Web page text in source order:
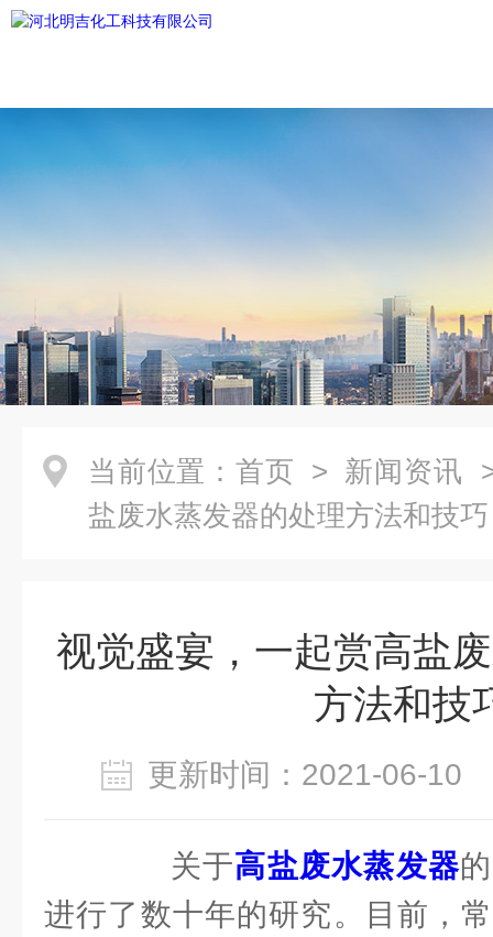
当前位置： 首页 > 新闻资讯
盐废水蒸发器的处理方法和技巧
视觉盛宴，一起赏高盐
方法和技
更新时间：2021-06-
关于高盐废水蒸发器
进行了数十年的研究。目前，